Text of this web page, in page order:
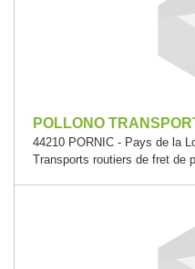
POLLONO
44210 PORNIC - Pays de la
Transports routiers de fret de